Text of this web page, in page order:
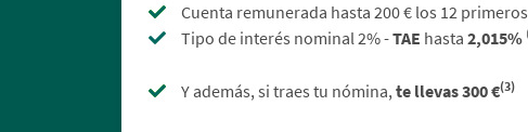
Cuenta remunerada hasta 200 € los 12
Tipo de interés nominal 2% -TAE hasta 2,015%
Y además, si traes tu nómina,te llevas 300 €(3)